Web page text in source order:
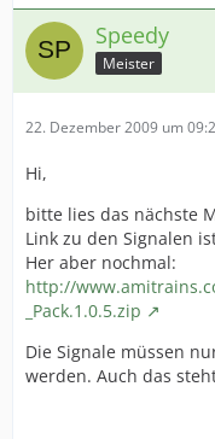
Speedy
Meister
22. Dezember 2009 um
Hi,
bitte lies das nächste
Link zu den Signalen
Her aber nochmal:
http://
_Pack.1.0.5.zip
Die Signale müssen
werden. Auch das